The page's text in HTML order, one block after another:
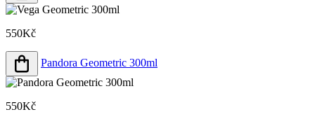
550Kč
Pandora Geometric 300ml
550Kč